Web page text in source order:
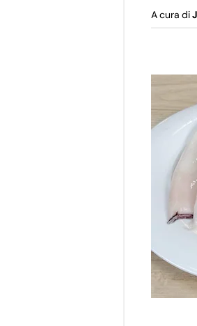
A cura di